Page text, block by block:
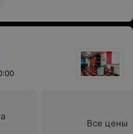
Все цены